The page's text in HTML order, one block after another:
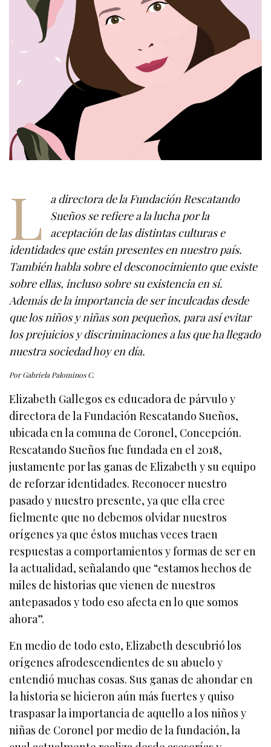
L
a directora de la Fundación Rescatando
Sueños se refiere a la lucha por la
aceptación de las distintas culturas e
identidades que están presentes en nuestro país.
También habla sobre el desconocimiento que existe
sobre ellas, incluso sobre su existencia en sí.
Además de la importancia de ser inculcadas desde
que los niños y niñas son pequeños, para así evitar
los prejuicios y discriminaciones a las que ha llegado
nuestra sociedad hoy en día.
Por Gabriela Palominos C.
Elizabeth Gallegos es educadora de párvulo y
directora de la Fundación Rescatando Sueños,
ubicada en la comuna de Coronel, Concepción.
Rescatando Sueños fue fundada en el 2018,
justamente por las ganas de Elizabeth y su equipo
de reforzar identidades. Reconocer nuestro
pasado y nuestro presente, ya que ella cree
fielmente que no debemos olvidar nuestros
orígenes ya que éstos muchas veces traen
respuestas a comportamientos y formas de ser en
la actualidad, señalando que “estamos hechos de
miles de historias que vienen de nuestros
antepasados y todo eso afecta en lo que somos
ahora”.
En medio de todo esto, Elizabeth descubrió los
orígenes afrodescendientes de su abuelo y
entendió muchas cosas. Sus ganas de ahondar en
la historia se hicieron aún más fuertes y quiso
traspasar la importancia de aquello a los niños y
niñas de Coronel por medio de la fundación, la